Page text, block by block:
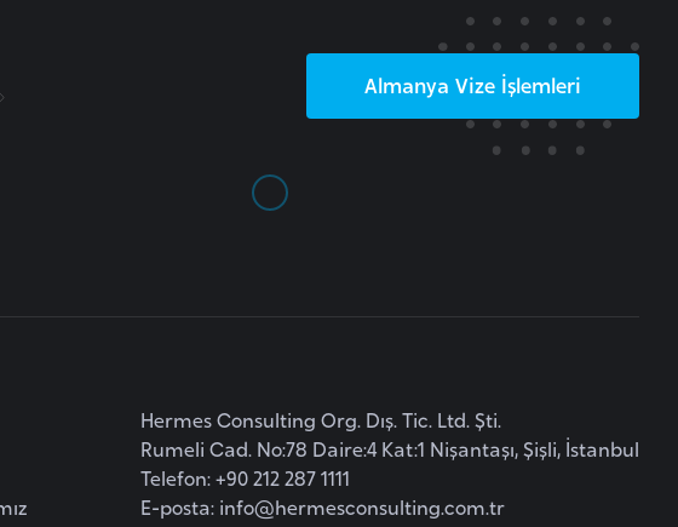
Almanya Vize İşlemleri
Hermes Consulting Org. Dış. Tic. Ltd. Şti.
Rumeli Cad. No:78 Daire:4 Kat:1 Nişantaşı, Şişli, İstanbul
Telefon: +90 212 287 1111
E-posta: info@hermesconsulting.com.tr